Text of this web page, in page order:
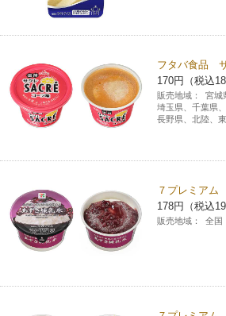
フタバ食品
170円（税込
販売地域：
宮城
埼玉県、千葉県
長野県、北陸、
７プレミア
178円（税込
販売地域： 全国